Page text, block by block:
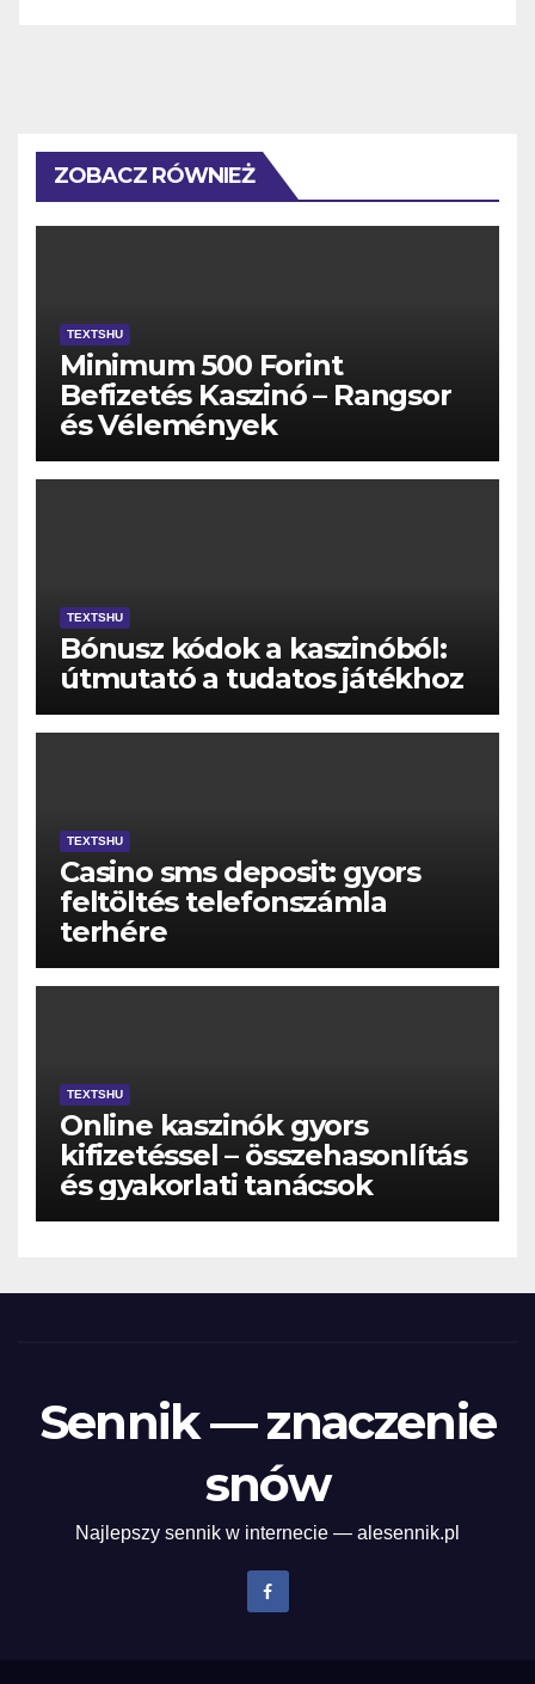
ZOBACZ RÓWNIEŻ
TEXTSHU
Minimum 500 Forint
Befizetés Kaszinó – Rangsor
és Vélemények
TEXTSHU
Bónusz kódok a kaszinóból:
útmutató a tudatos játékhoz
TEXTSHU
Casino sms deposit: gyors
feltöltés telefonszámla
terhére
TEXTSHU
Online kaszinók gyors
kifizetéssel – összehasonlítás
és gyakorlati tanácsok
Sennik — znaczenie
snów
Najlepszy sennik w internecie — alesennik.pl